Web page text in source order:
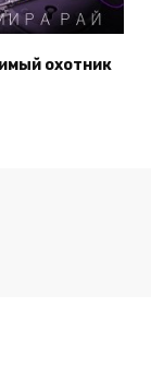
охотник